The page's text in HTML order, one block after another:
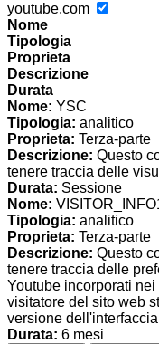
youtube.com
Nome
Tipologia
Proprieta
Descrizione
Durata
Nome: YSC
Tipologia: analitico
Proprieta: Terza-parte
Descrizione: Questo
tenere traccia delle
Durata: Sessione
Nome:
Tipologia: analitico
Proprieta: Terza-parte
Descrizione: Questo
tenere traccia delle
Youtube incorporati
visitatore del sito web
versione
Durata: 6 mesi